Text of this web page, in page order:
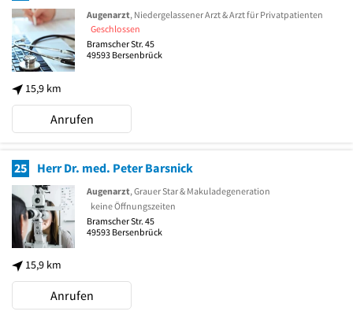
15,9 km
Augenarzt, Niedergelassener Arzt & Arzt für Privatpatienten
Geschlossen
Bramscher Str. 45
49593 Bersenbrück
Anrufen
25 Herr Dr. med. Peter Barsnick
15,9 km
Augenarzt, Grauer Star & Makuladegeneration
keine Öffnungszeiten
Bramscher Str. 45
49593 Bersenbrück
Anrufen